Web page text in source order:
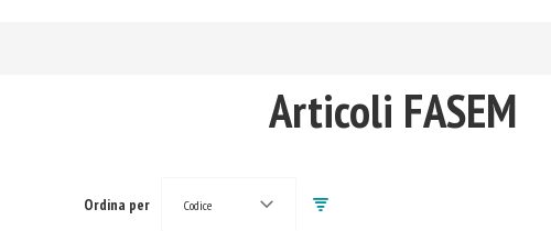
Articoli FASEM
Ordina per Codice